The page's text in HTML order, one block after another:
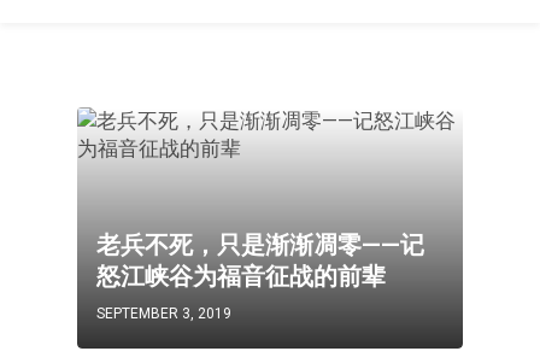
老兵不死，只是渐渐凋零——记
怒江峡谷为福音征战的前辈
SEPTEMBER 3, 2019